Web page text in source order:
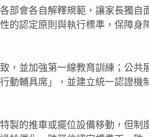
部會各自解釋規範，讓家長獨自
的認定原則與執行標準，保障身
，並加強第一線教育訓練；公共
動輔具席」，並建立統一認證機
製的推車或擺位設備移動，但制